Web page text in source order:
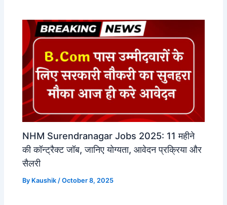
NHM Surendranagar Jobs 2025: 11 महीने
की कॉन्ट्रैक्ट जॉब, जानिए योग्यता, आवेदन प्रक्रिया और
सैलरी
By Kaushik/October 8, 2025